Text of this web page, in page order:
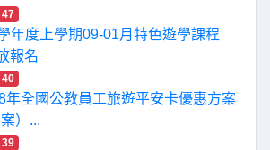
47
年度上學期09-01月特色遊學課程
報名
40
年全國公教員工旅遊平安卡優惠方案
）...
39